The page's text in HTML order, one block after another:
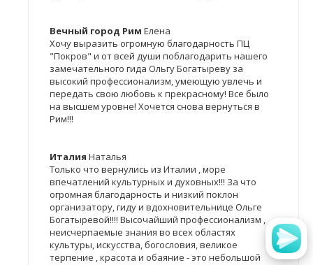
Вечный город Рим Елена
Хочу выразить огромную благодарность ПЦ
"Покров" и от всей души поблагодарить нашего
замечательного гида Ольгу Богатыреву за
высокий профессионализм, умеющую увлечь и
передать свою любовь к прекрасному! Все было
на высшем уровне! Хочется снова вернуться в
Рим!!!
Италия Наталья
Только что вернулись из Италии , море
впечатлений культурных и духовных!!! За что
огромная благодарность и низкий поклон
организатору, гиду и вдохновительнице Ольге
Богатыревой!!!! Высочайший профессионализм ,
неисчерпаемые знания во всех областях
культуры, искусства, богословия, великое
терпение , красота и обаяние - это небольшой